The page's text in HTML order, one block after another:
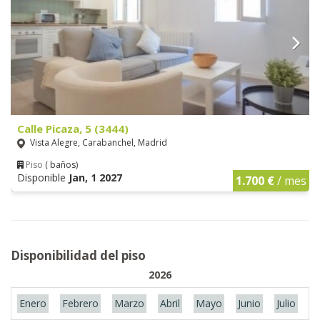
Calle Picaza, 5 (3444)
Vista Alegre, Carabanchel, Madrid
Piso ( baños)
Disponible Jan, 1 2027 1.700 €/ mes
Disponibilidad del piso
2026
Enero Febrero Marzo Abril Mayo Junio Julio